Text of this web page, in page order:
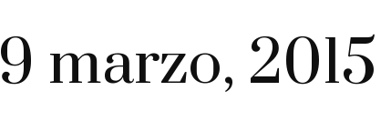
9 marzo, 2015